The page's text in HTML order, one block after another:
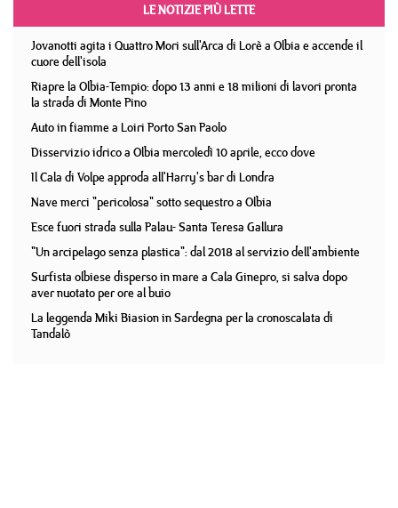
LE NOTIZIE PIÙ LETTE
Jovanotti agita i Quattro Mori sull'Arca di Lorè a Olbia e accende il
cuore dell'isola
Riapre la Olbia-Tempio: dopo 13 anni e 18 milioni di lavori pronta
la strada di Monte Pino
Auto in fiamme a Loiri Porto San Paolo
Disservizio idrico a Olbia mercoledì 10 aprile, ecco dove
Il Cala di Volpe approda all'Harry's bar di Londra
Nave merci "pericolosa" sotto sequestro a Olbia
Esce fuori strada sulla Palau- Santa Teresa Gallura
"Un arcipelago senza plastica": dal 2018 al servizio dell'ambiente
Surfista olbiese disperso in mare a Cala Ginepro, si salva dopo
aver nuotato per ore al buio
La leggenda Miki Biasion in Sardegna per la cronoscalata di
Tandalò